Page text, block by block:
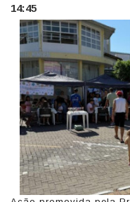
14:45